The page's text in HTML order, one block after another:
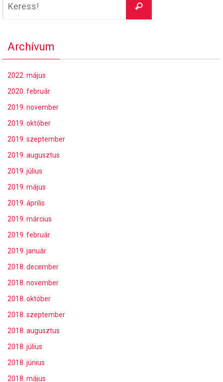
Keress!
Archívum
2022. május
2020. február
2019. november
2019. október
2019. szeptember
2019. augusztus
2019. július
2019. május
2019. április
2019. március
2019. február
2019. január
2018. december
2018. november
2018. október
2018. szeptember
2018. augusztus
2018. július
2018. június
2018. május